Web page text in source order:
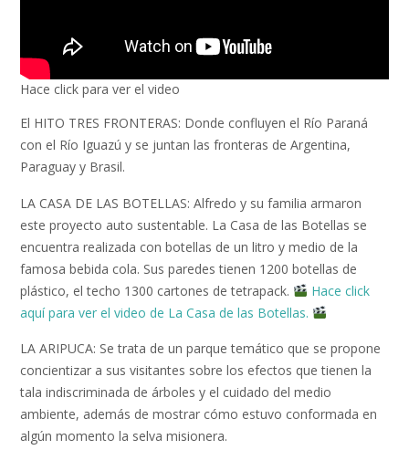
Hace click para ver el video
El HITO TRES FRONTERAS: Donde confluyen el Río Paraná
con el Río Iguazú y se juntan las fronteras de Argentina,
Paraguay y Brasil.
LA CASA DE LAS BOTELLAS: Alfredo y su familia armaron
este proyecto auto sustentable. La Casa de las Botellas se
encuentra realizada con botellas de un litro y medio de la
famosa bebida cola. Sus paredes tienen 1200 botellas de
plástico, el techo 1300 cartones de tetrapack.
Hace click
aquí para ver el video de La Casa de las Botellas.
LA ARIPUCA: Se trata de un parque temático que se propone
concientizar a sus visitantes sobre los efectos que tienen la
tala indiscriminada de árboles y el cuidado del medio
ambiente, además de mostrar cómo estuvo conformada en
algún momento la selva misionera.